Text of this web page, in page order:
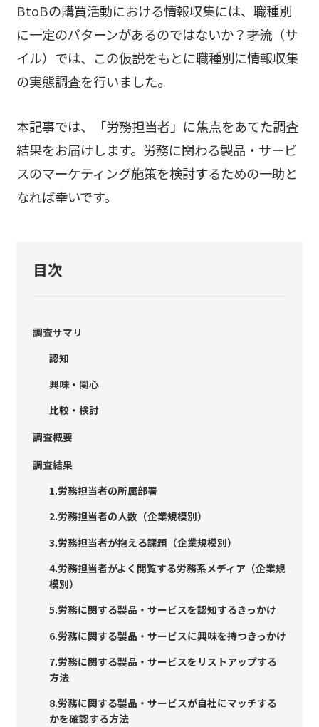
BtoBの購買活動における情報収集には、職種別
に一定のパターンがあるのではないか？――才流（サ
イル）では、この仮説をもとに職種別に情報収集
の実態調査を行いました。
本記事では、「労務担当者」に焦点をあてた調査
結果をお届けします。労務に関わる製品・サービ
スのマーケティング施策を検討するための一助と
なれば幸いです。
目次
調査サマリ
認知
興味・関心
比較・検討
調査概要
調査結果
1.労務担当者の所属部署
2.労務担当者の人数（企業規模別）
3.労務担当者が抱える課題（企業規模別）
4.労務担当者がよく閲覧する労務系メディア（企業規
模別）
5.労務に関する製品・サービスを認知するきっかけ
6.労務に関する製品・サービスに興味を持つきっかけ
7.労務に関する製品・サービスをリストアップする
方法
8.労務に関する製品・サービスが自社にマッチする
かを確認する方法